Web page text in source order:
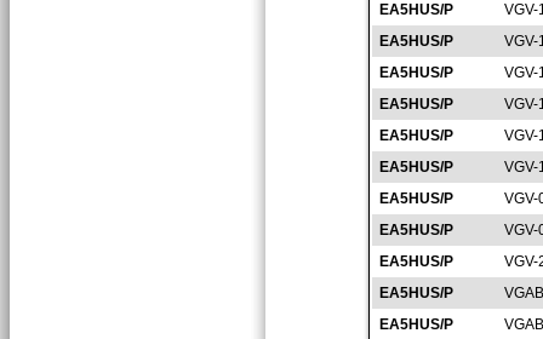
EA5HUS/P
VGV-
EA5HUS/P
VGV-
EA5HUS/P
VGV-
EA5HUS/P
VGV-
EA5HUS/P
VGV-
EA5HUS/P
VGV-
EA5HUS/P
VGV-
EA5HUS/P
VGV-
EA5HUS/P
VGV-
EA5HUS/P
EA5HUS/P